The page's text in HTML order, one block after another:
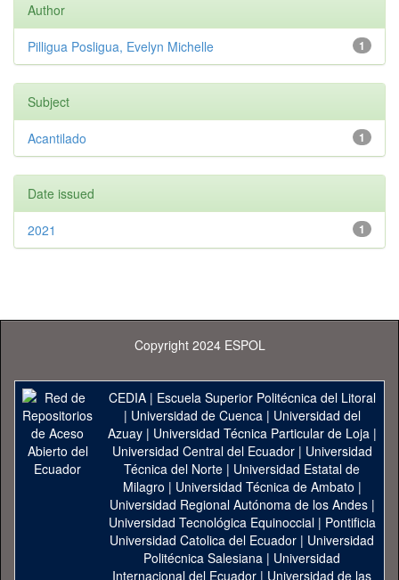
Author
1
Pilligua Posligua, Evelyn Michelle
Subject
1
Acantilado
Date issued
1
2021
Copyright 2024 ESPOL
CEDIA| Escuela Superior Politécnica del Litoral
| Universidad de Cuenca| Universidad del
Azuay| Universidad Técnica Particular de Loja|
Universidad Central del Ecuador| Universidad
Técnica del Norte | Universidad Estatal de
Milagro | Universidad Técnica de Ambato |
Universidad Regional Autónoma de los Andes|
Universidad Tecnológica Equinoccial| Pontificia
Universidad Catolica del Ecuador | Universidad
Politécnica Salesiana | Universidad
Internacional del Ecuador | Universidad de las